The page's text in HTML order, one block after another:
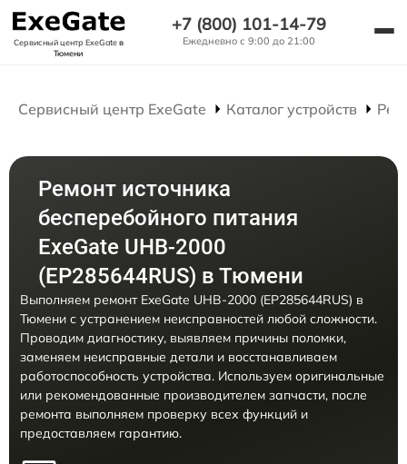
Сервисный центр ExeGateв
Тюмени
+7 (800) 101-14-79
Ежедневно с 9:00 до 21:00
Сервисный центр ExeGate Каталог устройств
Ремонт источника
бесперебойного питания
ExeGate UHB-2000
(EP285644RUS) в Тюмени
Выполняем ремонт ExeGate UHB-2000 (EP285644RUS) в
Тюмени с устранением неисправностей любой сложности.
Проводим диагностику, выявляем причины поломки,
заменяем неисправные детали и восстанавливаем
работоспособность устройства. Используем оригинальные
или рекомендованные производителем запчасти, после
ремонта выполняем проверку всех функций и
предоставляем гарантию.